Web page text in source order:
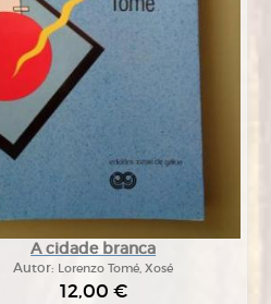
A cidade branca
Autor: Lorenzo Tomé, Xosé
12,00 €